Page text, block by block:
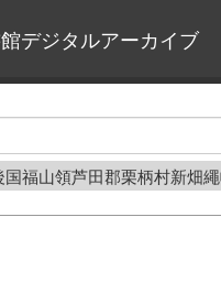
デジタルアーカイブ
国福山領芦田郡栗柄村新畑